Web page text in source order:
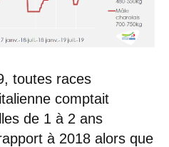
toutes races
comptait
de 1 à 2 ans
à 2018 alors que